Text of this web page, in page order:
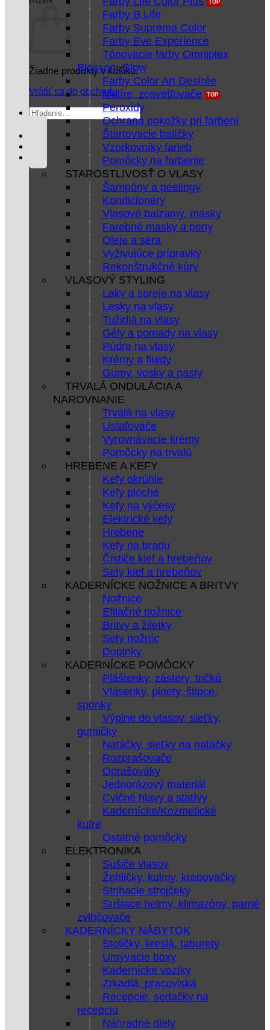
Žiadne produkty v košíku.
Vrátiť sa do obchodu
Hľadať:
Farby B.Life
Farby Suprema Color
Farby Eve Experience
Tónovacie farby Omniplex
Blossom Glow
Farby Color Art Desírée
Melíre, zosvetľovače
Peroxidy
Ochrana pokožky pri farbení
Štartovacie balíčky
Vzorkovníky farieb
Pomôcky na farbenie
STAROSTLIVOSŤ O VLASY
Šampóny a peelingy
Kondicionéry
Vlasové balzamy, masky
Farebné masky a peny
Oleje a séra
Vyživujúce prípravky
Rekonštrukčné kúry
VLASOVÝ STYLING
Laky a spreje na vlasy
Lesky na vlasy
Tužidlá na vlasy
Gély a pomady na vlasy
Púdre na vlasy
Krémy a fluidy
Gumy, vosky a pasty
TRVALÁ ONDULÁCIA A
NAROVNANIE
Trvalá na vlasy
Ustaľovače
Vyrovnávacie krémy
Pomôcky na trvalú
HREBENE A KEFY
Kefy okrúhle
Kefy ploché
Kefy na výčesy
Elektrické kefy
Hrebene
Kefy na bradu
Čističe kief a hrebeňov
Sety kief a hrebeňov
KADERNÍCKE NOŽNICE A BRITVY
Nožnice
Efilačné nožnice
Britvy a žiletky
Sety nožníc
Doplnky
KADERNÍCKE POMÔCKY
Pláštenky, zástery, tričká
Vlásenky, pinety, štipce,
sponky
Výplne do vlasov, sieťky,
gumičky
Natáčky, sieťky na natáčky
Rozprašovače
Oprašováky
Jednorázový materiál
Cvičné hlavy a statívy
Kadernícke/Kozmetické
kufre
Ostatné pomôcky
ELEKTRONIKA
Sušiče vlasov
Žehličky, kulmy, krepovačky
Strihacie strojčeky
Sušiace helmy, klimazóny, parné
zvlhčovače
KADERNÍCKY NÁBYTOK
Stoličky, kreslá, taburety
Umývacie boxy
Kadernícke vozíky
Zrkadlá, pracoviská
Recepcie, sedačky na
recepciu
Náhradné diely